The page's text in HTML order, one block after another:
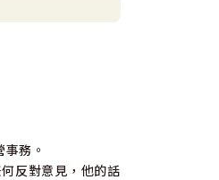
務。
反對意見，他的話